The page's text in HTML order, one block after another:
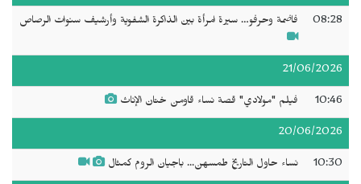
08:28 فاضمة وحرفو… سيرة امرأة بين الذاكرة الشفوية وأرشيف سنوات الرصاص
21/06/2026
10:46 فيلم "مولادي" قصة نساء قاومن ختان الإناث
20/06/2026
10:30 نساء حاول التاريخ طمسهن... باجيان الروم كمثال